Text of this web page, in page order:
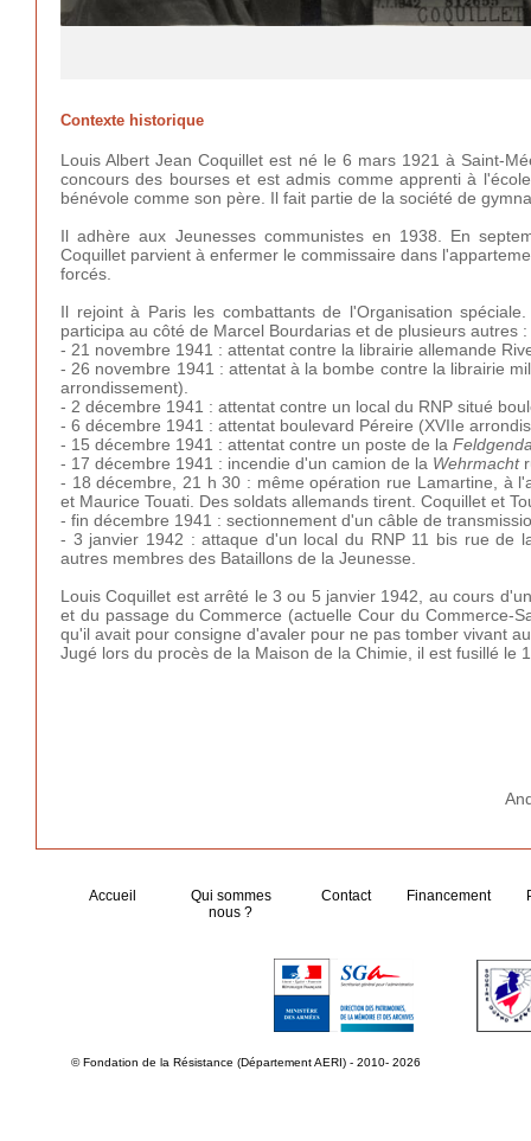
Contexte historique
Louis Albert Jean Coquillet est né le 6 mars 1921 à Saint-
concours des bourses et est admis comme apprenti à
bénévole comme son père. Il fait partie de la société de
Il adhère aux Jeunesses communistes en 1938. En
Coquillet parvient à enfermer le commissaire dans
forcés.
Il rejoint à Paris les combattants de l'Organisation
participa au côté de Marcel Bourdarias et de plusieurs autres :
- 21 novembre 1941 : attentat contre la librairie allemande
- 26 novembre 1941 : attentat à la bombe contre la librairie
arrondissement).
- 2 décembre 1941 : attentat contre un local du RNP situé
- 6 décembre 1941 : attentat boulevard Péreire (XVIIe
- 15 décembre 1941 : attentat contre un poste de la
- 17 décembre 1941 : incendie d'un camion de la Wehrmacht
- 18 décembre, 21 h 30 : même opération rue Lamartine, à
et Maurice Touati. Des soldats allemands tirent. Coquillet et
- fin décembre 1941 : sectionnement d'un câble de
- 3 janvier 1942 : attaque d'un local du RNP 11 bis rue de
autres membres des Bataillons de la Jeunesse.
Louis Coquillet est arrêté le 3 ou 5 janvier 1942, au cours
et du passage du Commerce (actuelle Cour du Commerce-
qu'il avait pour consigne d'avaler pour ne pas tomber vivant
Jugé lors du procès de la Maison de la Chimie, il est fusillé le
Accueil
Qui sommes
nous ?
Contact Financement
© Fondation de la Résistance (Département AERI) - 2010- 2026